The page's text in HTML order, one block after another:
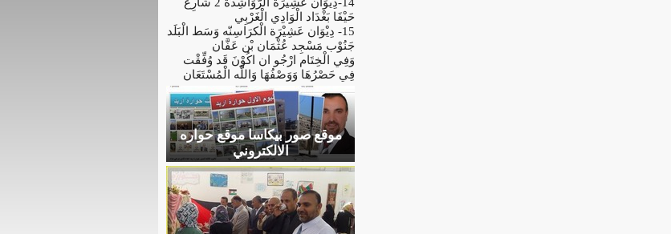
حَيْفَا بَغْدَاد الْوَادِي الْغَرْبِي
15- دِيْوَان عَشِيْرَة الْكرَاسِنّه وَسَط الْبَلَد
جَنُوْب مَسْجِد عُثْمَان بْن عَفَّان
وَفِي الْخِتَام ارْجُو ان اكُوْنَ قَد وُفِّقْت
فِي حَصْرُهَا وَوَصْفُهَا وَاللَّه الْمُسْتَعَان
موقع صور بيكاسا موقع حواره
الالكتروني